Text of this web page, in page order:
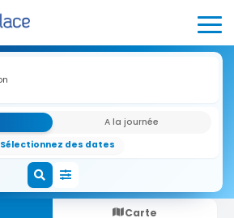
A la journée
Sélectionnez des dates
Carte